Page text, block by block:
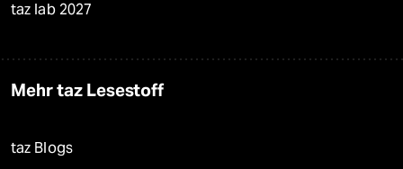
taz lab 2027
Mehr taz Lesestoff
taz Blogs